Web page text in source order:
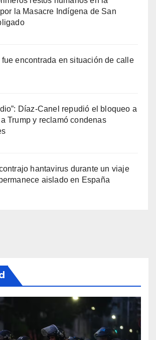
la Masacre Indígena de San
encontrada en situación de calle
Díaz-Canel repudió el bloqueo a
Trump y reclamó condenas
hantavirus durante un viaje
aislado en España